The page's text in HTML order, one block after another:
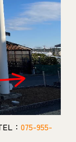
： 075-955-